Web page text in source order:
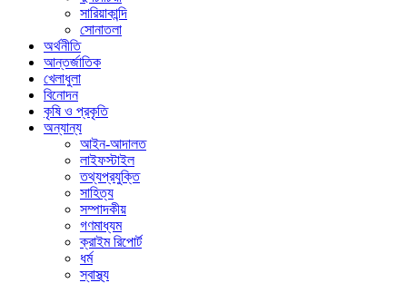
সারিয়াকান্দি
সোনাতলা
অর্থনীতি
আন্তর্জাতিক
খেলাধুলা
বিনোদন
কৃষি ও প্রকৃতি
অন্যান্য
আইন-আদালত
লাইফস্টাইল
তথ্যপ্রযুক্তি
সাহিত্য
সম্পাদকীয়
গণমাধ্যম
ক্রাইম রিপোর্ট
ধর্ম
স্বাস্থ্য